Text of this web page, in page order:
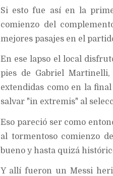
Si esto fue así en la
comienzo del
mejores pasajes en el
En ese lapso el local
pies de Gabriel
extendidas como en la
salvar "in extremis" al
Eso pareció ser como
al tormentoso comienzo
bueno y hasta quizá
Y allí fueron un Messi